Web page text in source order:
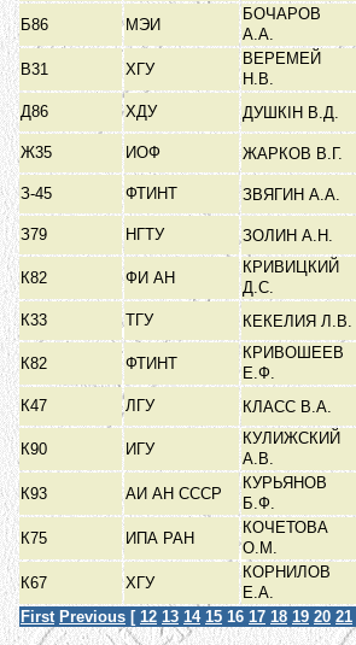
Б86 МЭИ
БОЧАРОВ
А.А.
В31 ХГУ
ВЕРЕМЕЙ
Н.В.
Д86 ХДУ ДУШКІН В.Д.
Ж35 ИОФ ЖАРКОВ В.Г.
З-45 ФТИНТ ЗВЯГИН А.А.
З79 НГТУ ЗОЛИН А.Н.
К82 ФИ АН
КРИВИЦКИЙ
Д.С.
К33 ТГУ КЕКЕЛИЯ Л.В.
К82 ФТИНТ
КРИВОШЕЕВ
Е.Ф.
К47 ЛГУ КЛАСС В.А.
К90 ИГУ
КУЛИЖСКИЙ
А.В.
К93 АИ АН СССР
КУРЬЯНОВ
Б.Ф.
К75 ИПА РАН
КОЧЕТОВА
О.М.
К67 ХГУ
КОРНИЛОВ
Е.А.
First Previous [ 12 13 14 15 16 17 18 19 20 21